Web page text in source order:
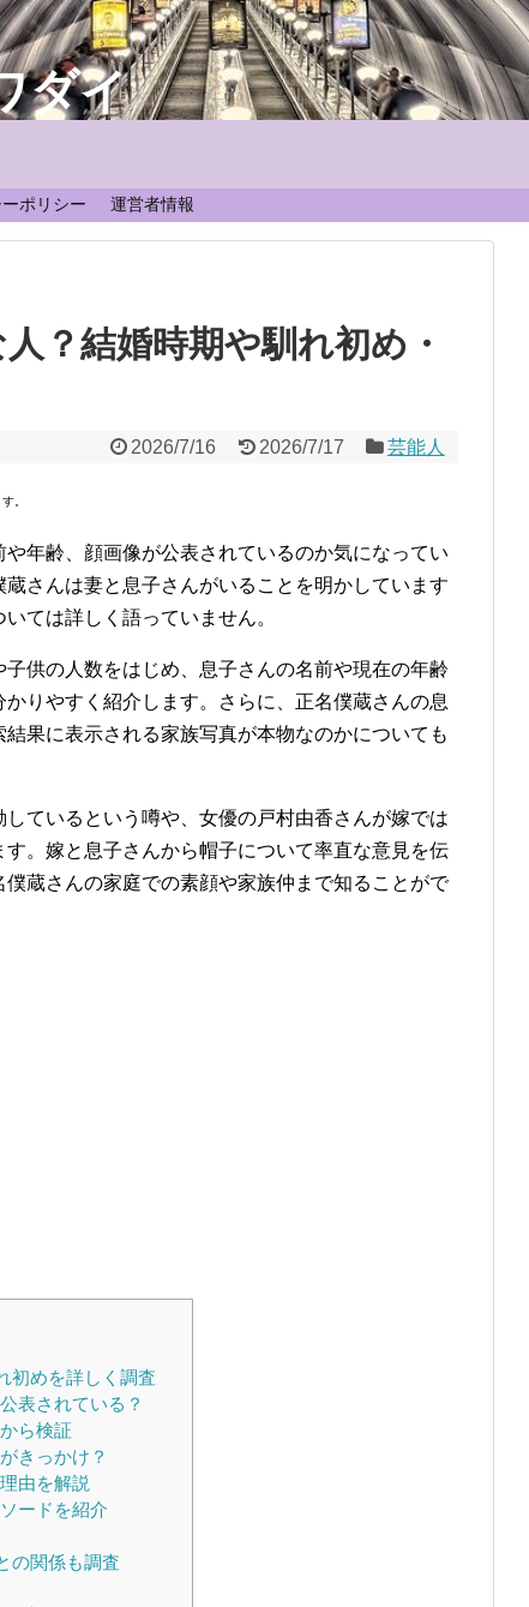
ダイ
ポリシー 運営者情報
？結婚時期や馴れ初め・
2026/7/16 2026/7/17 芸能人
。
年齢、顔画像が公表されているのか気になってい
さんは妻と息子さんがいることを明かしています
ては詳しく語っていません。
供の人数をはじめ、息子さんの名前や現在の年齢
りやすく紹介します。さらに、正名僕蔵さんの息
果に表示される家族写真が本物なのかについても
ているという噂や、女優の戸村由香さんが嫁では
。嫁と息子さんから帽子について率直な意見を伝
蔵さんの家庭での素顔や家族仲まで知ることがで
初めを詳しく調査
表されている？
ら検証
きっかけ？
由を解説
ードを紹介
の関係も調査